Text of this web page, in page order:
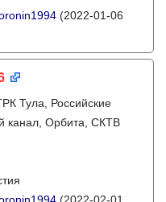
(2022-01-06
Тула, Российские
канал, Орбита, СКТВ